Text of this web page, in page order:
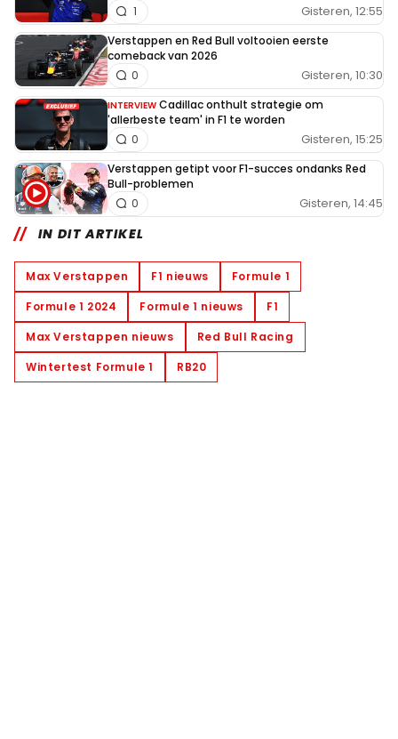
Gisteren, 12:55
1
Verstappen en Red Bull voltooien eerste
comeback van 2026
Gisteren, 10:30
0
INTERVIEW Cadillac onthult strategie om
'allerbeste team' in F1 te worden
Gisteren, 15:25
0
Verstappen getipt voor F1-succes ondanks Red
Bull-problemen
Gisteren, 14:45
0
IN DIT ARTIKEL
Max Verstappen F1 nieuws
Formule 1
Formule 1 2024
Formule 1 nieuws
F1
Max Verstappen nieuws
Red Bull Racing
Wintertest Formule 1
RB20